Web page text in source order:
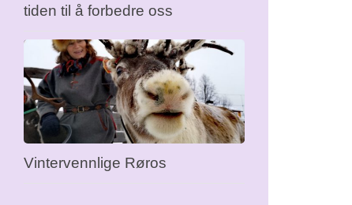
tiden til å forbedre oss
Vintervennlige Røros